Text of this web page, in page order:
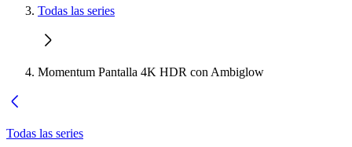
Todas las series
Momentum Pantalla 4K HDR con Ambiglow
Todas las series